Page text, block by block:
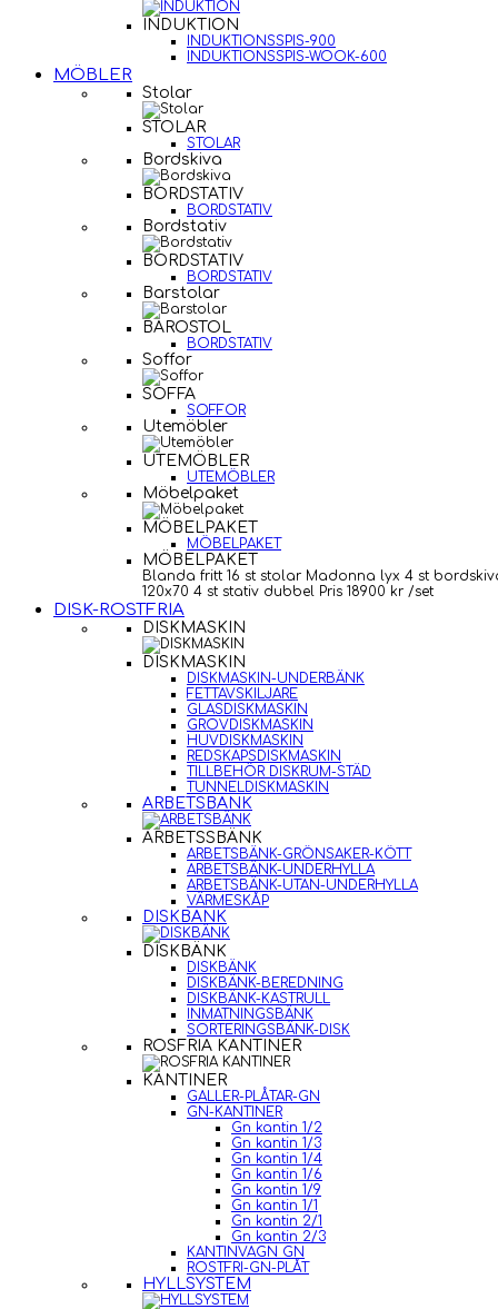
INDUKTION
INDUKTIONSSPIS-900
INDUKTIONSSPIS-WOOK-600
MÖBLER
Stolar
STOLAR
STOLAR
Bordskiva
BORDSTATIV
BORDSTATIV
Bordstativ
BORDSTATIV
BORDSTATIV
Barstolar
BAROSTOL
BORDSTATIV
Soffor
SOFFA
SOFFOR
Utemöbler
UTEMÖBLER
UTEMÖBLER
Möbelpaket
MÖBELPAKET
MÖBELPAKET
MÖBELPAKET
Blanda fritt 16 st stolar Madonna lyx 4 st
120x70 4 st stativ dubbel Pris 18900 kr /set
DISK-ROSTFRIA
DISKMASKIN
DISKMASKIN
DISKMASKIN-UNDERBÄNK
FETTAVSKILJARE
GLASDISKMASKIN
GROVDISKMASKIN
HUVDISKMASKIN
REDSKAPSDISKMASKIN
TILLBEHÖR DISKRUM-STÄD
TUNNELDISKMASKIN
ARBETSBÄNK
ARBETSSBÄNK
ARBETSBÄNK-GRÖNSAKER-KÖTT
ARBETSBÄNK-UNDERHYLLA
ARBETSBÄNK-UTAN-UNDERHYLLA
VÄRMESKÅP
DISKBÄNK
DISKBÄNK
DISKBÄNK
DISKBÄNK-BEREDNING
DISKBÄNK-KASTRULL
INMATNINGSBÄNK
SORTERINGSBÄNK-DISK
ROSFRIA KANTINER
KANTINER
GALLER-PLÅTAR-GN
GN-KANTINER
Gn kantin 1/2
Gn kantin 1/3
Gn kantin 1/4
Gn kantin 1/6
Gn kantin 1/9
Gn kantin 1/1
Gn kantin 2/1
Gn kantin 2/3
KANTINVAGN GN
ROSTFRI-GN-PLÅT
HYLLSYSTEM